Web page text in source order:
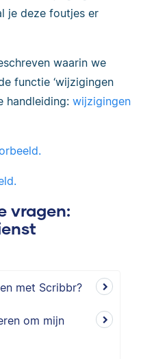
je deze foutjes er
waarin we
functie ‘wijzigingen
handleiding: wijzigingen
vragen:
met Scribbr?
om mijn